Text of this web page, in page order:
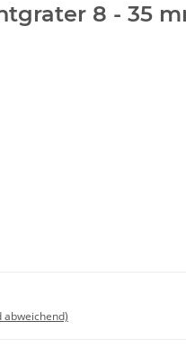
8 - 35
abweichend)